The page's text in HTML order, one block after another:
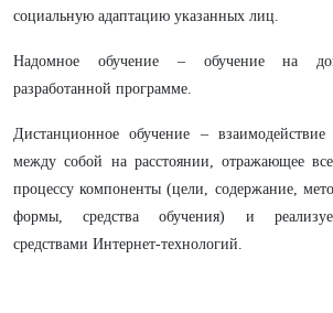
социальную адаптацию указанных лиц.
Надомное обучение – обучение на
разработанной программе.
Дистанционное обучение –
между собой на расстоянии, отражающее
процессу компоненты (цели, содержание,
формы, средства обучения) и
средствами Интернет-технологий.